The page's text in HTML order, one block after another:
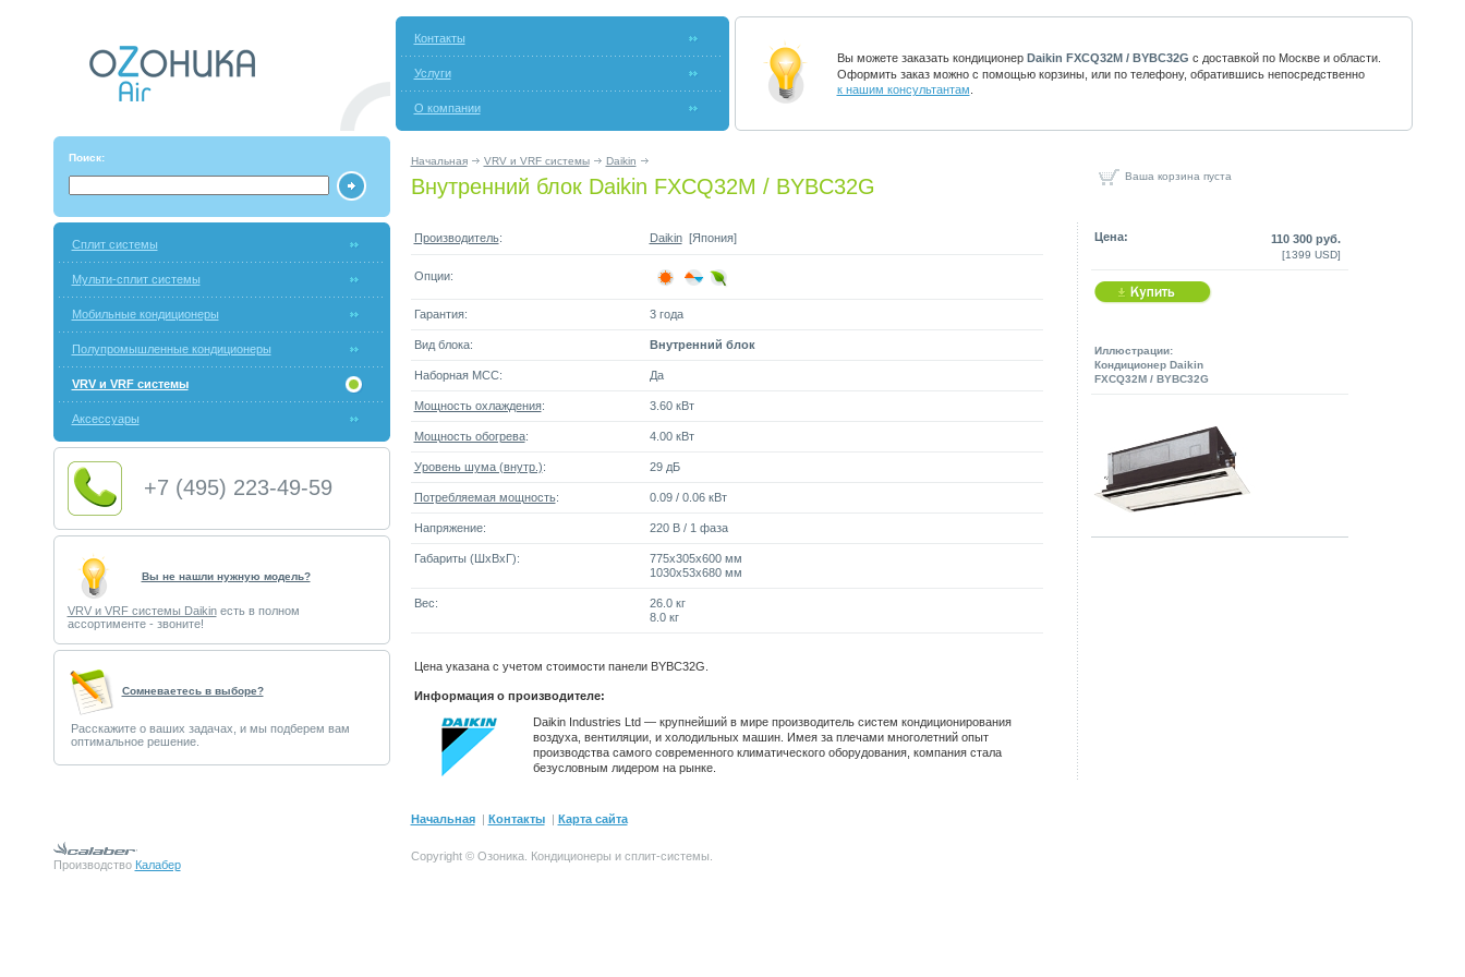
Контакты
Услуги
О компании
Вы можете заказать кондиционер Daikin FXCQ32M / BYBC32G с доставкой по Москве и области.
Оформить заказ можно с помощью корзины, или по телефону, обратившись непосредственно
к нашим консультантам
Поиск: Начальная VRV и VRF системы Daikin
Внутренний блок Daikin FXCQ32M / BYBC32G Ваша корзина пуста
Сплит системы
Мульти-сплит системы
Мобильные кондиционеры
Полупромышленные кондиционеры
VRV и VRF системы
Аксессуары
+7 (495) 223-49-59
Вы не нашли нужную модель?
VRV и VRF системы Daikinесть в полном
ассортименте - звоните!
Cомневаетесь в выборе?
Расскажите о ваших задачах, и мы подберем вам
оптимальное решение.
Производитель: Daikin[Япония]
Опции:
Гарантия: 3 года
Вид блока: Внутренний блок
Наборная МСС: Да
Мощность охлаждения: 3.60 кВт
Мощность обогрева: 4.00 кВт
Уровень шума (внутр.): 29 дБ
Потребляемая мощность: 0.09 / 0.06 кВт
Напряжение: 220 В / 1 фаза
Габариты (ШxВxГ):
775x305x600 мм
1030x53x680 мм
Вес:
26.0 кг
8.0 кг
Цена указана с учетом стоимости панели BYBC32G.
Информация о производителе:
Daikin Industries Ltd — крупнейший в мире производитель систем кондиционирования
воздуха, вентиляции, и холодильных машин. Имея за плечами многолетний опыт
производства самого современного климатического оборудования, компания стала
безусловным лидером на рынке.
Цена: 110 300 руб.
[1399 USD]
Иллюстрации:
Кондиционер Daikin
FXCQ32M / BYBC32G
Начальная| Контакты| Карта сайта
Производство Калабер
Copyright © Озоника. Кондиционеры и сплит-системы